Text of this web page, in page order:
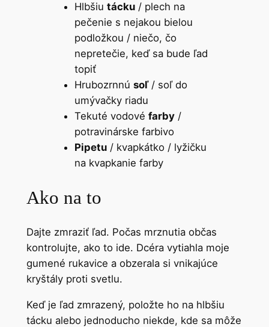
Hlbšiu tácku/ plech na
pečenie s nejakou bielou
podložkou / niečo, čo
nepretečie, keď sa bude ľad
topiť
Hrubozrnnú soľ/ soľ do
umývačky riadu
Tekuté vodové farby/
potravinárske farbivo
Pipetu/ kvapkátko / lyžičku
na kvapkanie farby
Ako na to
Dajte zmraziť ľad. Počas mrznutia občas
kontrolujte, ako to ide. Dcéra vytiahla moje
gumené rukavice a obzerala si vnikajúce
kryštály proti svetlu.
Keď je ľad zmrazený, položte ho na hlbšiu
tácku alebo jednoducho niekde, kde sa môže